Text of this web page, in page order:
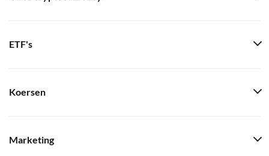
ETF's
Koersen
Marketing